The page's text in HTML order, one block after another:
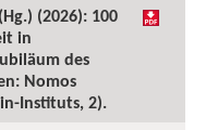
(2026): 100
in
des
Nomos
Instituts, 2).